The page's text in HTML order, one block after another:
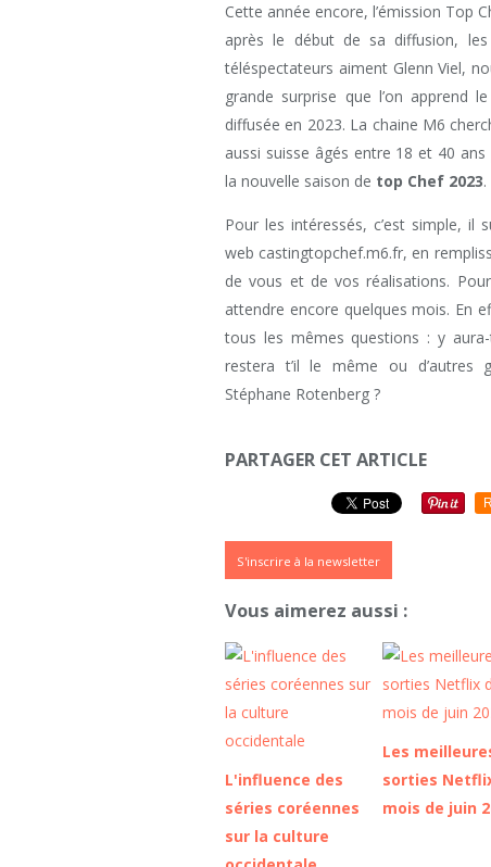
Cette année encore, l’émission Top
après le début de sa diffusion,
téléspectateurs aiment Glenn Viel,
grande surprise que l’on apprend
diffusée en 2023. La chaine M6
aussi suisse âgés entre 18 et 40
la nouvelle saison de top Chef 2023.
Pour les intéressés, c’est simple, il
web castingtopchef.m6.fr, en
de vous et de vos réalisations.
attendre encore quelques mois. En
tous les mêmes questions : y
restera t’il le même ou d’autres
Stéphane Rotenberg ?
PARTAGER CET ARTICLE
S'inscrire à la newsletter
Vous aimerez aussi :
L'influence des
séries coréennes
sur la culture
Les
sorties
mois de juin